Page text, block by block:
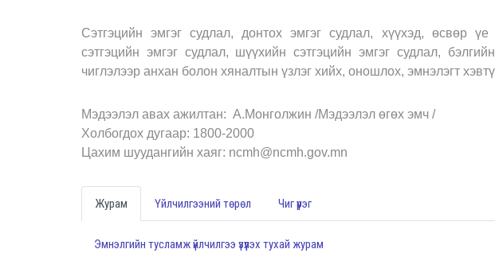
Сэтгэцийн эмгэг судлал, донтох эмгэг судлал, хүүхэд, өсвөр
сэтгэцийн эмгэг судлал, шүүхийн сэтгэцийн эмгэг судлал,
чиглэлээр анхан болон хяналтын үзлэг хийх, оношлох, эмнэлэгт
Мэдээлэл авах ажилтан: А.Монголжин /Мэдээлэл өгөх эмч /
Холбогдох дугаар: 1800-2000
Цахим шуудангийн хаяг: ncmh@ncmh.gov.mn
Журам Үйлчилгээний төрөл Чиг үүрэг
Эмнэлгийн тусламж үйлчилгээ үзүүлэх тухай журам